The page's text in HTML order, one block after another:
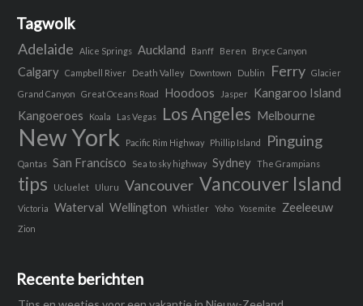
Tagwolk
Adelaide Alice Springs Auckland Banff Beren Bryce Canyon
Calgary Campbell River Death Valley Downtown Dublin Ferry Glacier
Grand Canyon
Great Oceans Road Hoodoos Jasper
Kangaroo Island
Kangoeroes
Koala Las Vegas Los Angeles Melbourne
New York Pacific Rim Highway Phillip Island Pinguing
Qantas San Francisco Sea to sky highway Sydney The Grampians
tips Ucluelet Uluru Vancouver Vancouver Island
Victoria Waterval Wellington Whistler Yoho Yosemite Zeeleeuw
Zion
Recente berichten